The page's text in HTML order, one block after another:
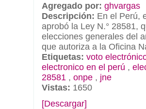
Agregado por: ghvargas
Descripción: En el Perú,
aprobó la Ley N.° 28581,
elecciones generales del
que autoriza a la Oficina
Etiquetas: voto
electronico en el perú ,
28581 , onpe , jne
Vistas: 1650
[Descargar]